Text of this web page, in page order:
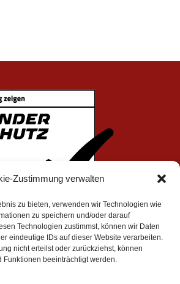
Zustimmung verwalten
zu bieten, verwenden wir Technologien wie
zu speichern und/oder darauf
Technologien zustimmst, können wir Daten
eindeutige IDs auf dieser Website verarbeiten.
nicht erteilst oder zurückziehst, können
Funktionen beeinträchtigt werden.